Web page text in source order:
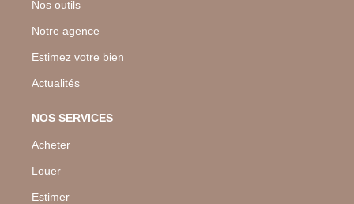
Nos outils
Notre agence
Estimez votre bien
Actualités
NOS SERVICES
Acheter
Louer
Estimer